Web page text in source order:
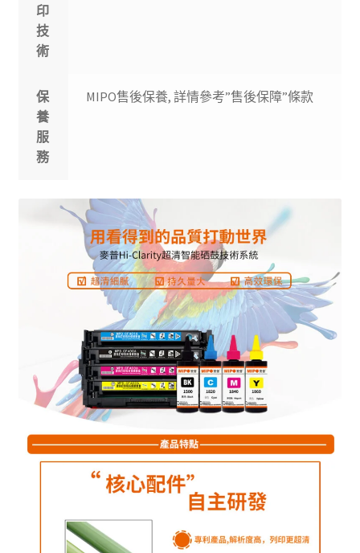
印
技
術
保
養
服
務
MIPO售後保養, 詳情參考”售後保障”條款